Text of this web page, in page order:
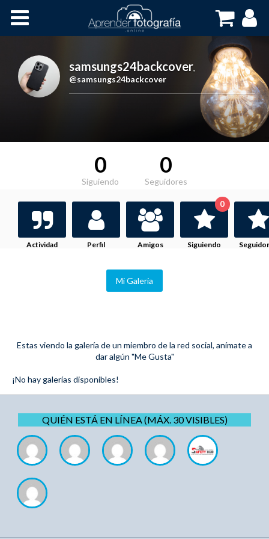
Cursos OnLine
samsungs24backcover,
@samsungs24backcover
0
Siguiendo
0
Seguidores
Actividad Perfil Amigos Siguiendo
0
Mi Galeria
Estas viendo la galería de un miembro de la red social, anímate a
dar algún "Me Gusta"
¡No hay galerías disponibles!
QUIÉN ESTÁ EN LÍNEA (MÁX. 30 VISIBLES)